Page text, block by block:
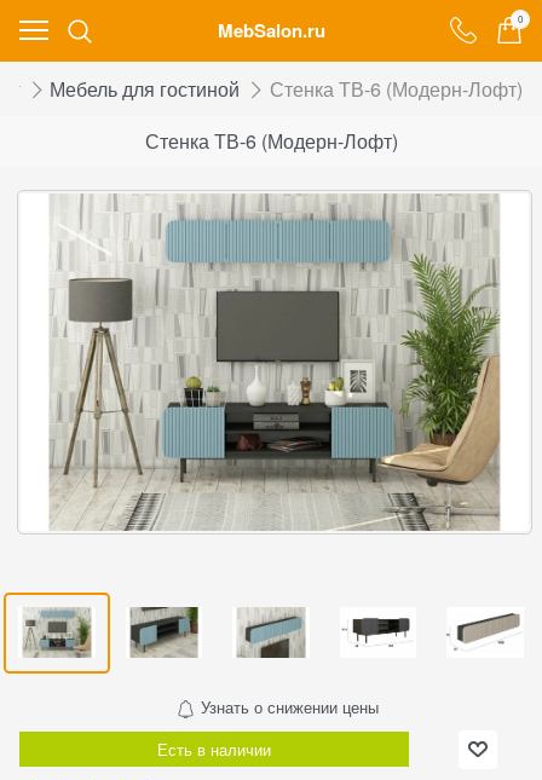
MebSalon.ru 0
Мебель для гостиной
Стенка ТВ-6 (Модерн-Лофт)
Стенка ТВ-6 (Модерн-Лофт)
Узнать о снижении цены
Есть в наличии